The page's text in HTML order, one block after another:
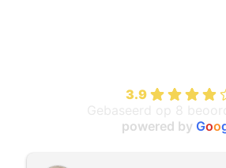
3.9
powered by Goo